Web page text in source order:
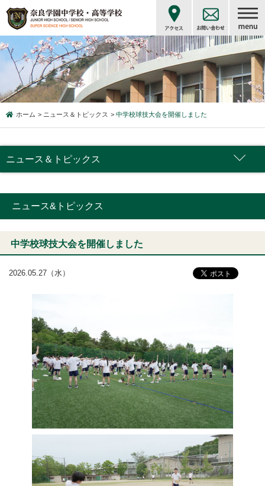
ホーム ニュース＆トピックス 中学校球技大会を開催しました
ニュース＆トピックス
ニュース&トピックス
中学校球技大会を開催しました
2026.05.27（水）